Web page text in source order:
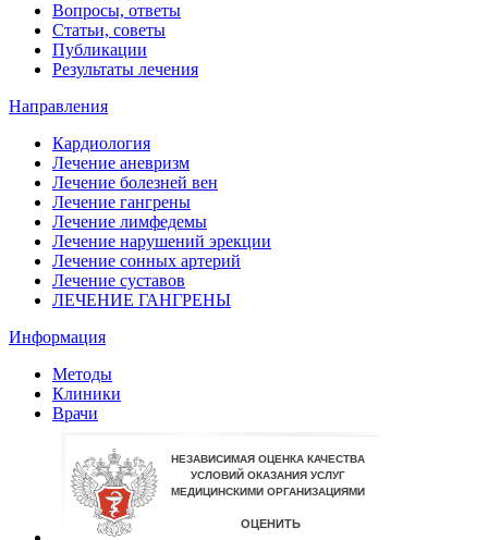
Вопросы, ответы
Статьи, советы
Публикации
Результаты лечения
Направления
Кардиология
Лечение аневризм
Лечение болезней вен
Лечение гангрены
Лечение лимфедемы
Лечение нарушений эрекции
Лечение сонных артерий
Лечение суставов
ЛЕЧЕНИЕ ГАНГРЕНЫ
Информация
Методы
Клиники
Врачи